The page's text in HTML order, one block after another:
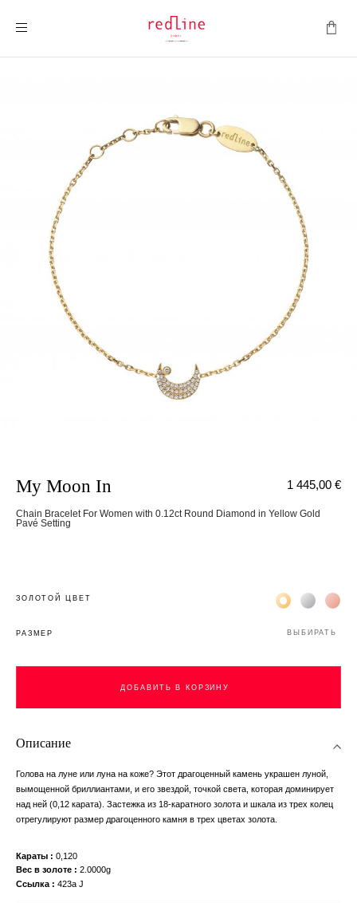
My Moon In
Chain Bracelet For Women with 0.12ct Round Diamond in Yellow Gold
Pavé Setting
1 445,00 €
ЗОЛОТОЙ ЦВЕТ Жёлтое золото
Белое
РАЗМЕР ВЫБИРАТЬ
ДОБАВИТЬ В КОРЗИНУ
Описание
Голова на луне или луна на коже? Этот драгоценный камень украшен луной,
вымощенной бриллиантами, и его звездой, точкой света, которая доминирует
над ней (0,12 карата). Застежка из 18-каратного золота и шкала из трех колец
отрегулируют размер драгоценного камня в трех цветах золота.
Караты
0,120
Вес в золоте
2.0000g
Ссылка
423a J